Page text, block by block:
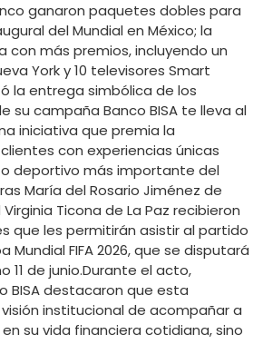
ganaron paquetes dobles para
del Mundial en México; la
con más premios, incluyendo un
York y 10 televisores Smart
la entrega simbólica de los
su campaña Banco BISA te lleva al
iniciativa que premia la
con experiencias únicas
deportivo más importante del
María del Rosario Jiménez de
Ticona de La Paz recibieron
que les permitirán asistir al partido
Mundial FIFA 2026, que se disputará
11 de junio.Durante el acto,
BISA destacaron que esta
institucional de acompañar a
su vida financiera cotidiana, sino